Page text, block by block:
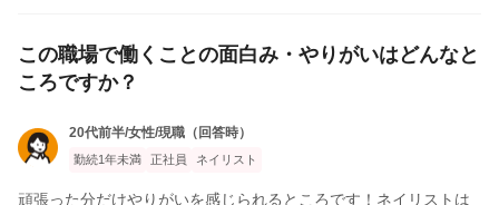
この職場で働くことの面白み・やりがいはどんなと
ころですか？
20代前半/女性/現職（回答時）
勤続1年未満 正社員 ネイリスト
頑張った分だけやりがいを感じられるところです！ネイリストは